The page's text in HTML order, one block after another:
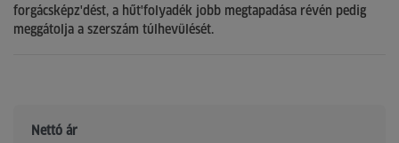
forgácsképz'dést, a hűt'folyadék jobb megtapadása révén pedig
meggátolja a szerszám túlhevülését.
Nettó ár